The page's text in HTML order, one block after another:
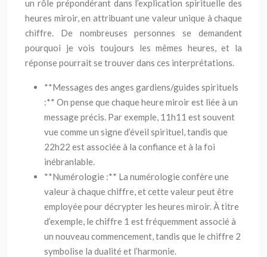
un rôle prépondérant dans l’explication spirituelle des
heures miroir, en attribuant une valeur unique à chaque
chiffre. De nombreuses personnes se demandent
pourquoi je vois toujours les mêmes heures, et la
réponse pourrait se trouver dans ces interprétations.
**Messages des anges gardiens/guides spirituels
:** On pense que chaque heure miroir est liée à un
message précis. Par exemple, 11h11 est souvent
vue comme un signe d’éveil spirituel, tandis que
22h22 est associée à la confiance et à la foi
inébranlable.
**Numérologie :** La numérologie confère une
valeur à chaque chiffre, et cette valeur peut être
employée pour décrypter les heures miroir. À titre
d’exemple, le chiffre 1 est fréquemment associé à
un nouveau commencement, tandis que le chiffre 2
symbolise la dualité et l’harmonie.